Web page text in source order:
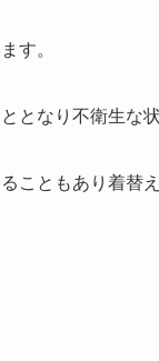
す。
となり不衛生な
こともあり着替